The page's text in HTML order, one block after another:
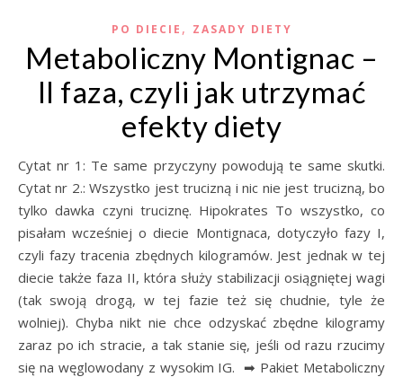
PO DIECIE , ZASADY DIETY
Metaboliczny Montignac –
II faza, czyli jak utrzymać
efekty diety
Cytat nr 1: Te same przyczyny powodują te same skutki.
Cytat nr 2.: Wszystko jest trucizną i nic nie jest trucizną, bo
tylko dawka czyni truciznę. Hipokrates To wszystko, co
pisałam wcześniej o diecie Montignaca, dotyczyło fazy I,
czyli fazy tracenia zbędnych kilogramów. Jest jednak w tej
diecie także faza II, która służy stabilizacji osiągniętej wagi
(tak swoją drogą, w tej fazie też się chudnie, tyle że
wolniej). Chyba nikt nie chce odzyskać zbędne kilogramy
zaraz po ich stracie, a tak stanie się, jeśli od razu rzucimy
się na węglowodany z wysokim IG. ➡ Pakiet Metaboliczny